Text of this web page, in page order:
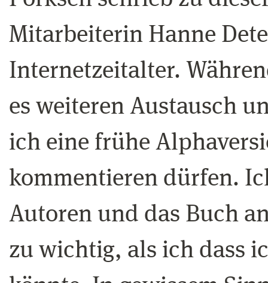
Mitarbeiterin Hanne
Internetzeitalter.
es weiteren Austausch
ich eine frühe
kommentieren dürfen.
Autoren und das Buch
zu wichtig, als ich dass